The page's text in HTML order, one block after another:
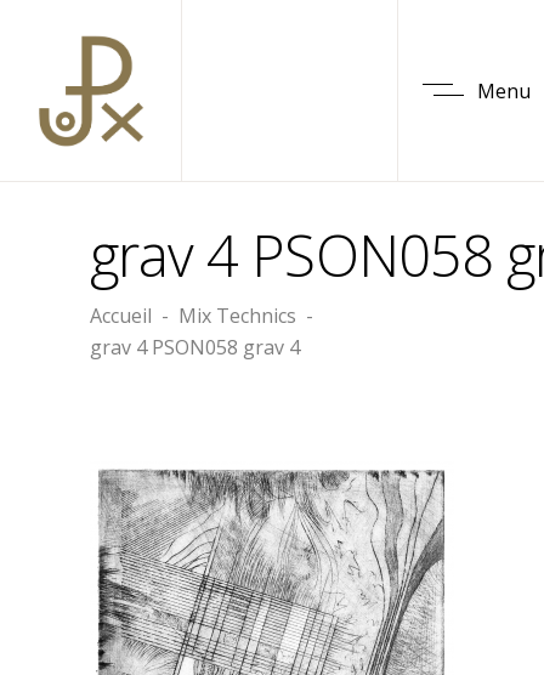
Menu
grav 4 PSON058
Accueil - Mix Technics -
grav 4 PSON058 grav 4